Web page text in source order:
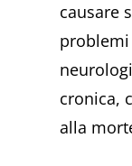
causare
cronica,
alla